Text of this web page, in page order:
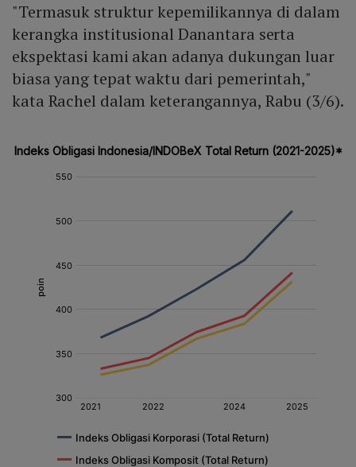
"Termasuk struktur kepemilikannya di dalam
kerangka institusional Danantara serta
ekspektasi kami akan adanya dukungan luar
biasa yang tepat waktu dari pemerintah,"
kata Rachel dalam keterangannya, Rabu (3/6).